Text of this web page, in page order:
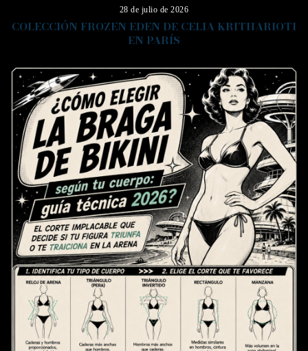
28 de julio de 2026
COLECCIÓN FROZEN EDEN DE CELIA KRITHARIOTI
EN PARÍS